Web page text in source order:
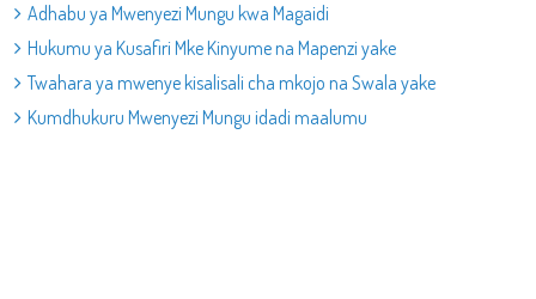
Adhabu ya Mwenyezi Mungu kwa Magaidi
Hukumu ya Kusafiri Mke Kinyume na Mapenzi yake
Twahara ya mwenye kisalisali cha mkojo na Swala yake
Kumdhukuru Mwenyezi Mungu idadi maalumu